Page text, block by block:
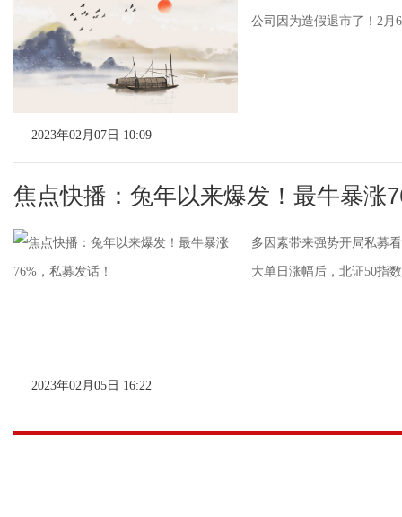
公司因为造假退市了！2月
2023年02月07日 10:09
焦点快播：兔年以来爆发！最牛暴涨
多因素带来强势开局私募
大单日涨幅后，北证50指
2023年02月05日 16:22